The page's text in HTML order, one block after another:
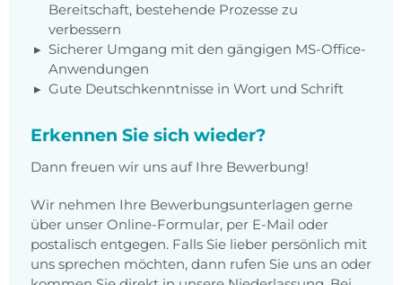
Bereitschaft, bestehende Prozesse zu
verbessern
Sicherer Umgang mit den gängigen MS-Office-
Anwendungen
Gute Deutschkenntnisse in Wort und Schrift
Erkennen Sie sich wieder?
Dann freuen wir uns auf Ihre Bewerbung!
Wir nehmen Ihre Bewerbungsunterlagen gerne
über unser Online-Formular, per E-Mail oder
postalisch entgegen. Falls Sie lieber persönlich mit
uns sprechen möchten, dann rufen Sie uns an oder